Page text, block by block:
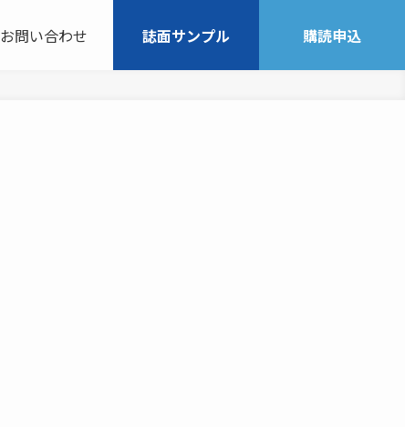
お問い合わせ 誌面サンプル 購読申込